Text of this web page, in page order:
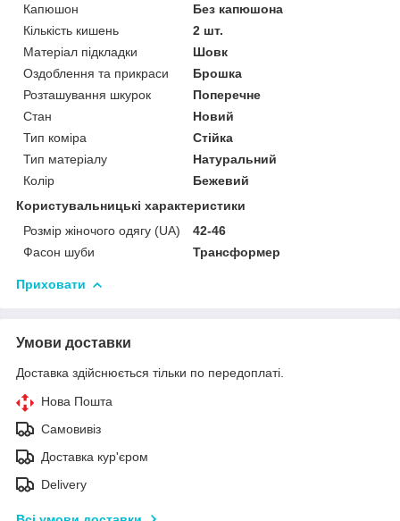
Капюшон
Без капюшона
Кількість кишень
2 шт.
Матеріал підкладки
Шовк
Оздоблення та прикраси
Брошка
Розташування шкурок
Поперечне
Стан
Новий
Тип коміра
Стійка
Тип матеріалу
Натуральний
Колір
Бежевий
Користувальницькі характеристики
Розмір жіночого одягу (UA)
42-46
Фасон шуби
Трансформер
Приховати
Умови доставки
Доставка здійснюється тільки по передоплаті.
Нова Пошта
Самовивіз
Доставка кур'єром
Delivery